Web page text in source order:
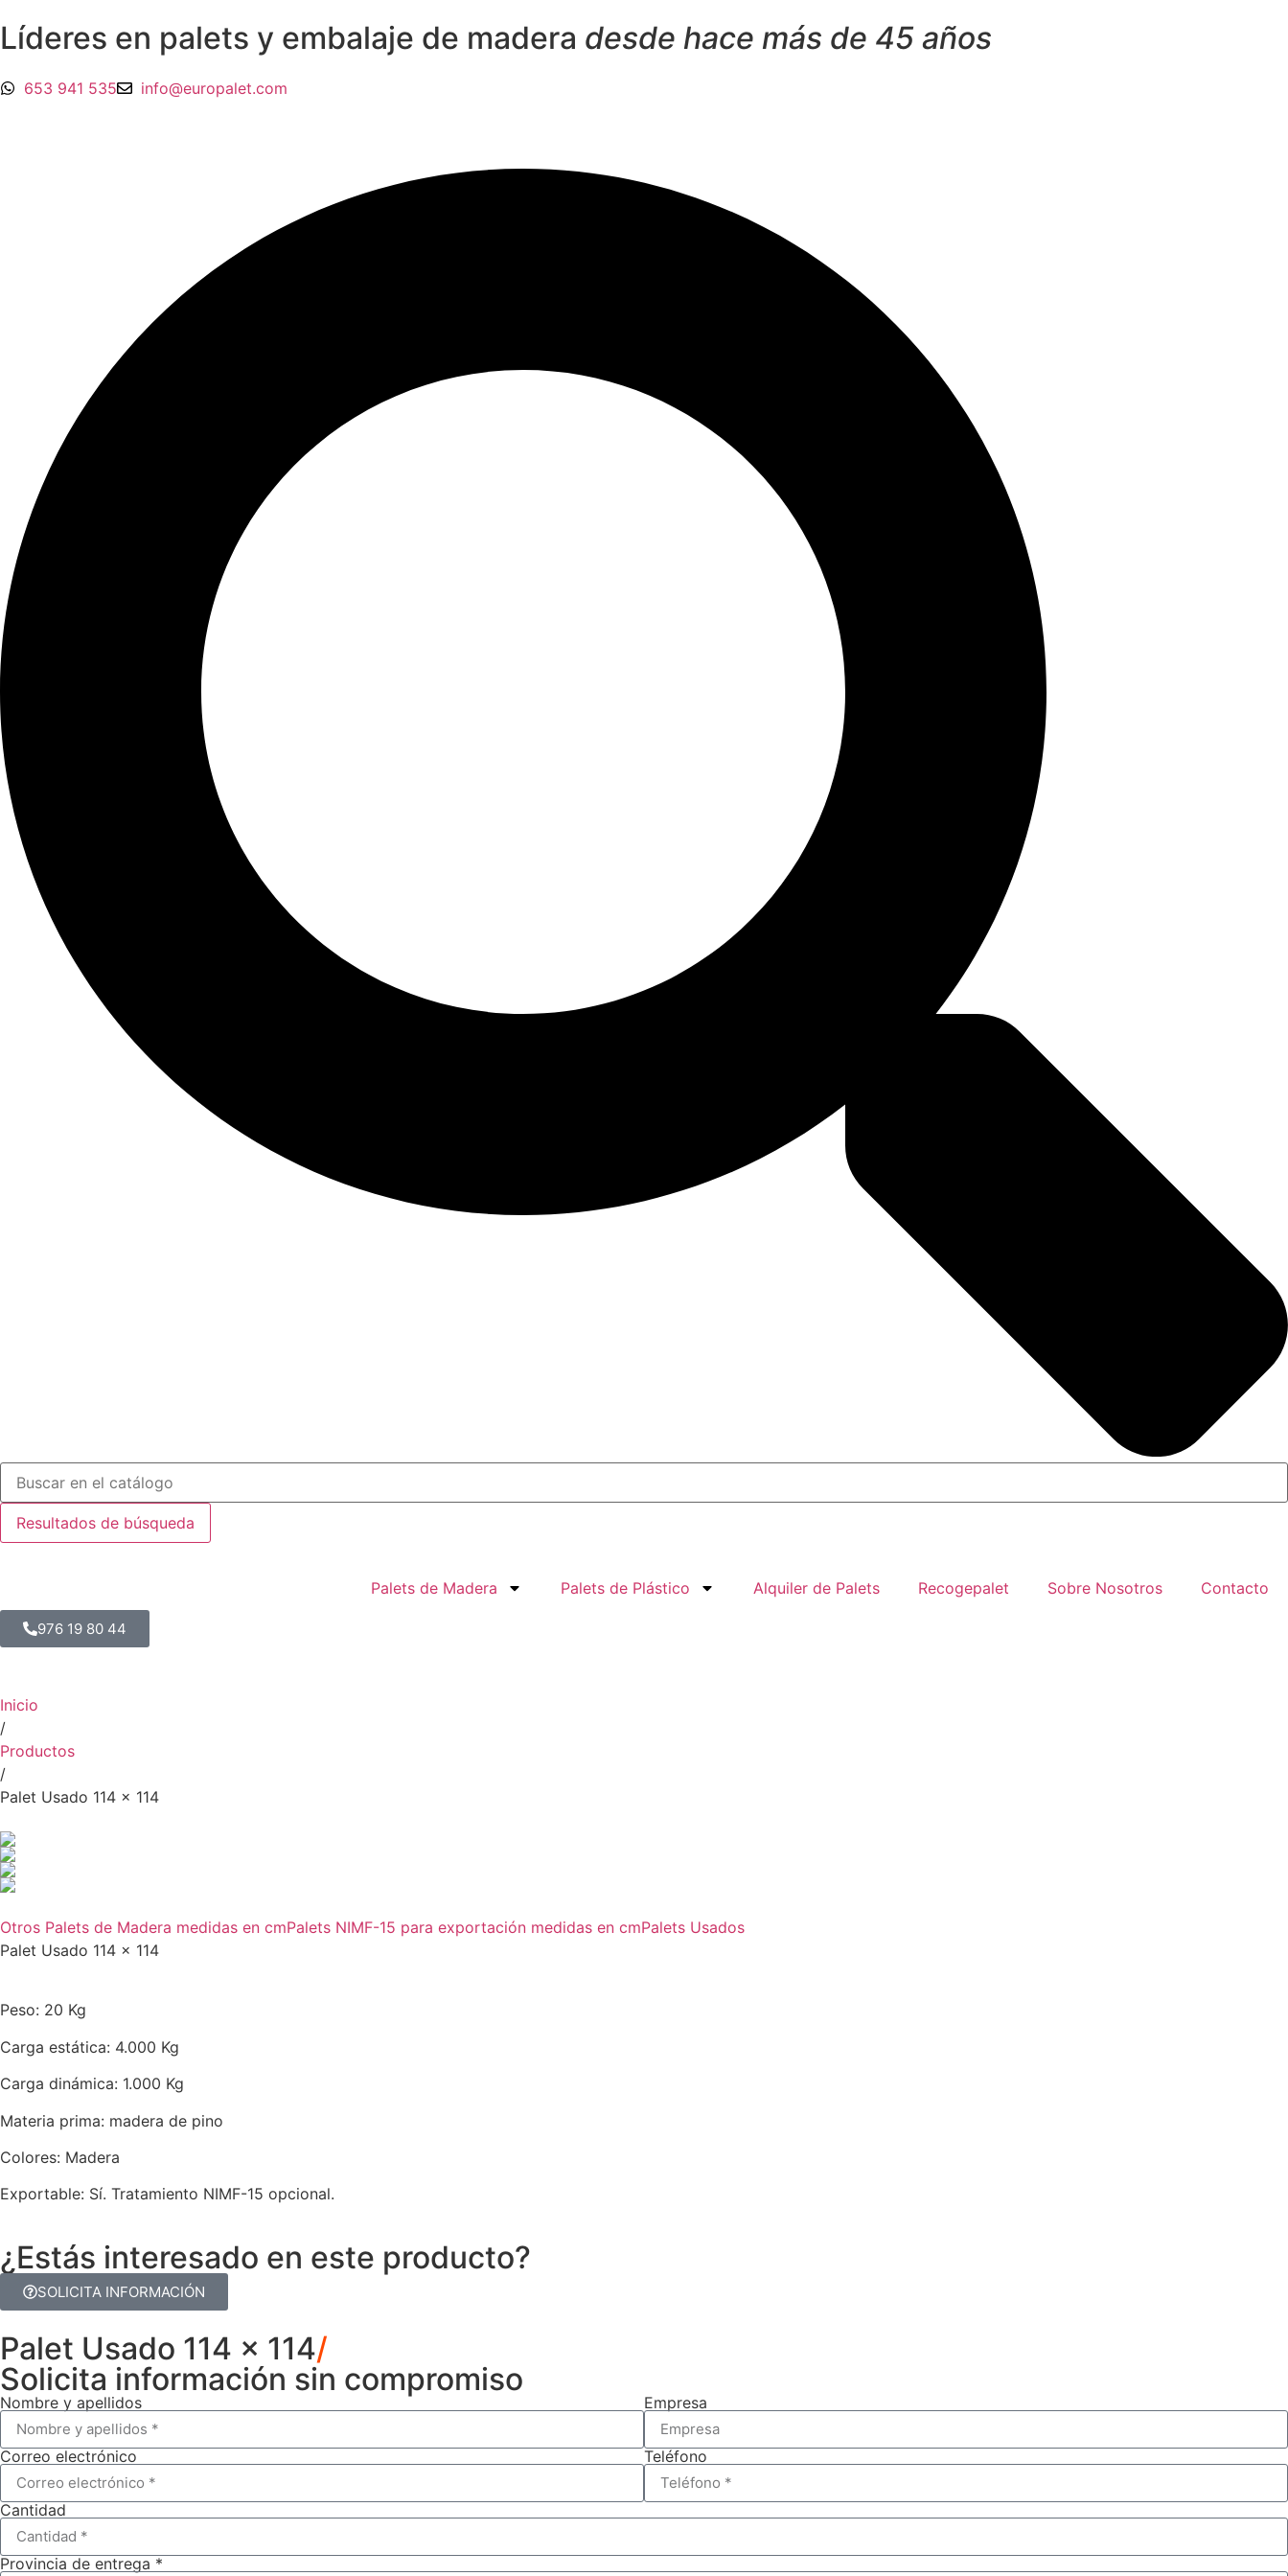
Líderes en palets y embalaje de madera desde hace más de 45 años
653 941 535 info@europalet.com
Resultados de búsqueda
Palets de Madera Palets de Plástico Alquiler de Palets Recogepalet Sobre Nosotros Contacto
976 19 80 44
Inicio
/
Productos
/
Palet Usado 114 x 114
Otros Palets de Madera medidas en cmPalets NIMF-15 para exportación medidas en cmPalets Usados
Palet Usado 114 x 114
Peso: 20 Kg
Carga estática: 4.000 Kg
Carga dinámica: 1.000 Kg
Materia prima: madera de pino
Colores: Madera
Exportable: Sí. Tratamiento NIMF-15 opcional.
¿Estás interesado en este producto?
SOLICITA INFORMACIÓN
Palet Usado 114 x 114/
Solicita información sin compromiso
Nombre y apellidos Empresa
Correo electrónico Teléfono
Cantidad
Provincia de entrega *